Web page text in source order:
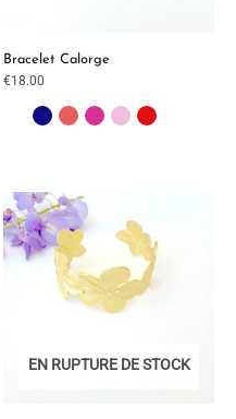
Bracelet Calorge
€18.00
EN RUPTURE DE STOCK